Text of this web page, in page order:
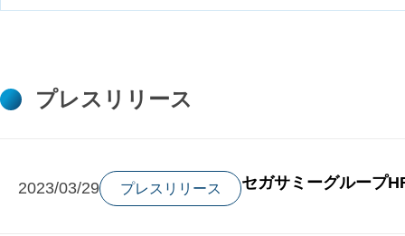
プレスリリース
2023/03/29 プレスリリース セガサミーグループ